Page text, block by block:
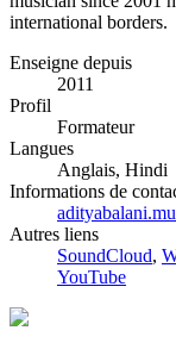
international borders.
Enseigne depuis
2011
Profil
Formateur
Langues
Anglais, Hindi
Informations de
Autres liens
SoundCloud,
YouTube